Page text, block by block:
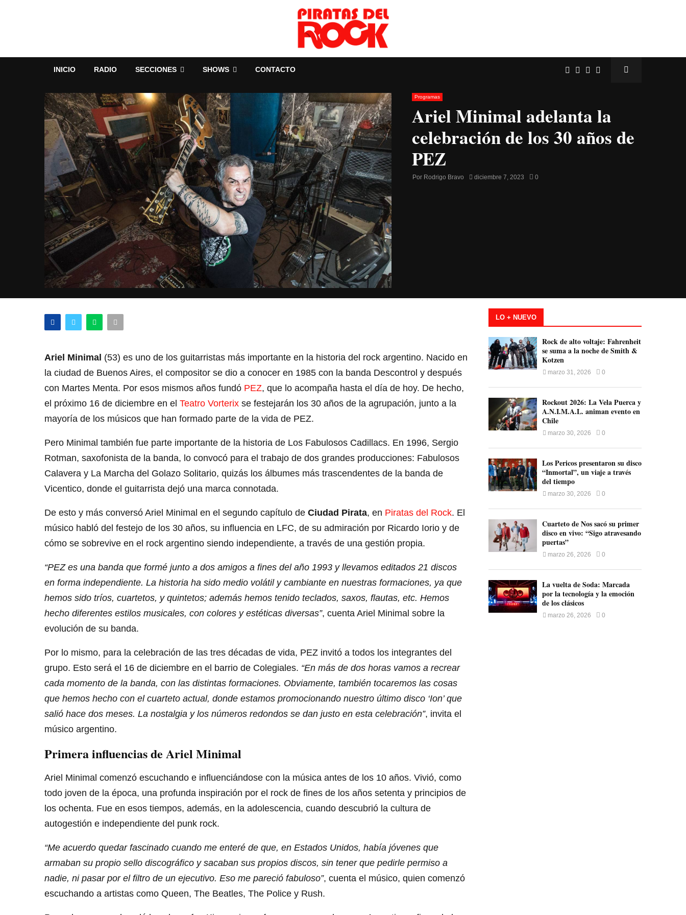
INICIO RADIO SECCIONES SHOWS CONTACTO
Programas
Ariel Minimal adelanta la
celebración de los 30 años de
PEZ
Por Rodrigo Bravo diciembre 7, 2023 0
Ariel Minimal (53) es uno de los guitarristas más importante en la historia del rock argentino. Nacido en
la ciudad de Buenos Aires, el compositor se dio a conocer en 1985 con la banda Descontrol y después
con Martes Menta. Por esos mismos años fundó PEZ, que lo acompaña hasta el día de hoy. De hecho,
el próximo 16 de diciembre en el Teatro Vorterix se festejarán los 30 años de la agrupación, junto a la
mayoría de los músicos que han formado parte de la vida de PEZ.
Pero Minimal también fue parte importante de la historia de Los Fabulosos Cadillacs. En 1996, Sergio
Rotman, saxofonista de la banda, lo convocó para el trabajo de dos grandes producciones: Fabulosos
Calavera y La Marcha del Golazo Solitario, quizás los álbumes más trascendentes de la banda de
Vicentico, donde el guitarrista dejó una marca connotada.
De esto y más conversó Ariel Minimal en el segundo capítulo de Ciudad Pirata, en Piratas del Rock. El
músico habló del festejo de los 30 años, su influencia en LFC, de su admiración por Ricardo Iorio y de
cómo se sobrevive en el rock argentino siendo independiente, a través de una gestión propia.
“PEZ es una banda que formé junto a dos amigos a fines del año 1993 y llevamos editados 21 discos
en forma independiente. La historia ha sido medio volátil y cambiante en nuestras formaciones, ya que
hemos sido tríos, cuartetos, y quintetos; además hemos tenido teclados, saxos, flautas, etc. Hemos
hecho diferentes estilos musicales, con colores y estéticas diversas”, cuenta Ariel Minimal sobre la
evolución de su banda.
Por lo mismo, para la celebración de las tres décadas de vida, PEZ invitó a todos los integrantes del
grupo. Esto será el 16 de diciembre en el barrio de Colegiales. “En más de dos horas vamos a recrear
cada momento de la banda, con las distintas formaciones. Obviamente, también tocaremos las cosas
que hemos hecho con el cuarteto actual, donde estamos promocionando nuestro último disco ‘Ion’ que
salió hace dos meses. La nostalgia y los números redondos se dan justo en esta celebración”, invita el
músico argentino.
Primera influencias de Ariel Minimal
Ariel Minimal comenzó escuchando e influenciándose con la música antes de los 10 años. Vivió, como
todo joven de la época, una profunda inspiración por el rock de fines de los años setenta y principios de
los ochenta. Fue en esos tiempos, además, en la adolescencia, cuando descubrió la cultura de
autogestión e independiente del punk rock.
“Me acuerdo quedar fascinado cuando me enteré de que, en Estados Unidos, había jóvenes que
armaban su propio sello discográfico y sacaban sus propios discos, sin tener que pedirle permiso a
nadie, ni pasar por el filtro de un ejecutivo. Eso me pareció fabuloso”, cuenta el músico, quien comenzó
escuchando a artistas como Queen, The Beatles, The Police y Rush.
LO + NUEVO
Rock de alto voltaje: Fahrenheit
se suma a la noche de Smith &
Kotzen
marzo 31, 2026 0
Rockout 2026: La Vela Puerca y
A.N.I.M.A.L. animan evento en
Chile
marzo 30, 2026 0
Los Pericos presentaron su disco
“Inmortal”, un viaje a través
del tiempo
marzo 30, 2026 0
Cuarteto de Nos sacó su primer
disco en vivo: “Sigo atravesando
puertas”
marzo 26, 2026 0
La vuelta de Soda: Marcada
por la tecnología y la emoción
de los clásicos
marzo 26, 2026 0